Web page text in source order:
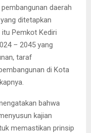
daerah
ditetapkan
Pemkot Kediri
– 2045 yang
taraf
di Kota
bahwa
kajian
memastikan prinsip